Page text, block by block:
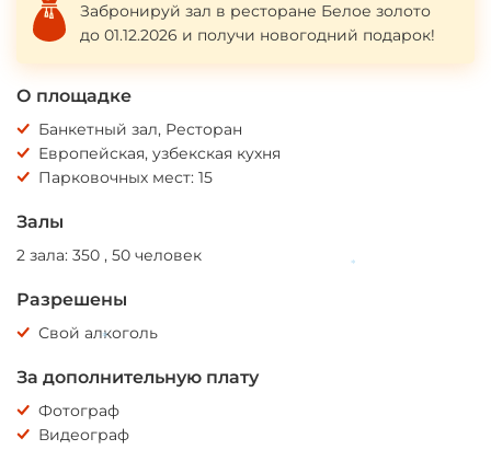
Забронируй зал в ресторане Белое золото
до 01.12.2026 и получи новогодний подарок!
О площадке
Банкетный зал, Ресторан
Европейская, узбекская кухня
Парковочных мест: 15
Залы
2 зала: 350 , 50 человек
Разрешены
Свой алкоголь
За дополнительную плату
Фотограф
Видеограф
*